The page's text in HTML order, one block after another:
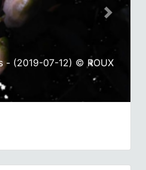
- (2019-07-12) © ROUX
Next